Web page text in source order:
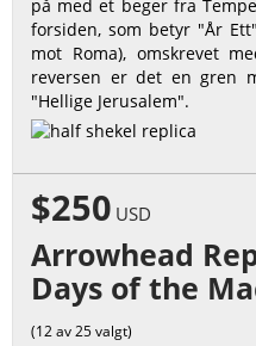
på med et beger fra
forsiden, som betyr "År
mot Roma), omskrevet
reversen er det en gren
"Hellige Jerusalem".
$250 USD
Arrowhead
Days of the
(12 av 25 valgt)